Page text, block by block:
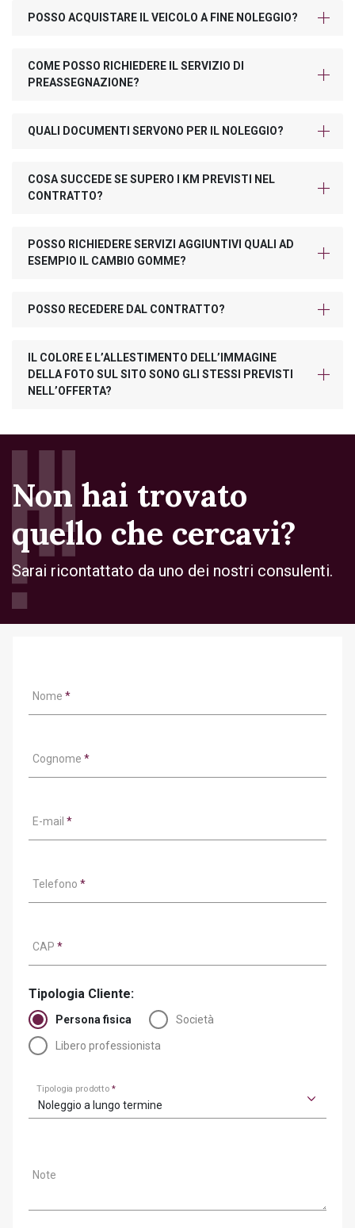
POSSO ACQUISTARE IL VEICOLO A FINE NOLEGGIO?
COME POSSO RICHIEDERE IL SERVIZIO DI
PREASSEGNAZIONE?
QUALI DOCUMENTI SERVONO PER IL NOLEGGIO?
COSA SUCCEDE SE SUPERO I KM PREVISTI NEL
CONTRATTO?
POSSO RICHIEDERE SERVIZI AGGIUNTIVI QUALI AD
ESEMPIO IL CAMBIO GOMME?
POSSO RECEDERE DAL CONTRATTO?
IL COLORE E L’ALLESTIMENTO DELL’IMMAGINE
DELLA FOTO SUL SITO SONO GLI STESSI PREVISTI
NELL’OFFERTA?
Non hai trovato
quello che cercavi?
Sarai ricontattato da uno dei nostri consulenti.
Nome *
Cognome *
E-mail *
Telefono *
CAP *
Tipologia Cliente:
Persona fisica Società
Libero professionista
Tipologia prodotto*
Noleggio a lungo termine
Note